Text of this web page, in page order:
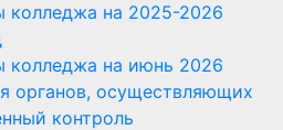
колледжа на 2025-2026
колледжа на июнь 2026
органов, осуществляющих
контроль